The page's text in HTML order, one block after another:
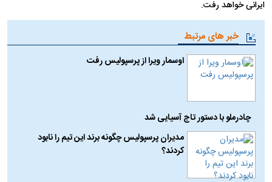
ایرانی خواهد رفت.
خبر های مرتبط
اوسمار ویرا از پرسپولیس رفت
چادرملو با دستور تاج آسیایی شد
مدیران پرسپولیس چگونه برند این تیم را نابود
کردند؟